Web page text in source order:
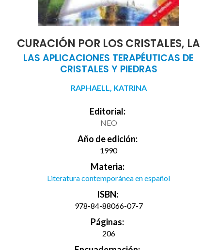
CURACIÓN POR LOS CRISTALES, LA
LAS APLICACIONES TERAPÉUTICAS DE
CRISTALES Y PIEDRAS
RAPHAELL, KATRINA
Editorial:
NEO
Año de edición:
1990
Materia:
Literatura contemporánea en español
ISBN:
978-84-88066-07-7
Páginas:
206